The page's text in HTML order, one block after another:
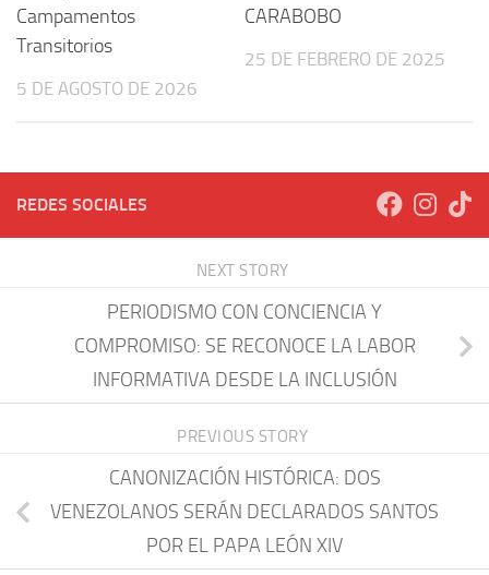
Campamentos
Transitorios
5 DE AGOSTO DE 2026
CARABOBO
25 DE FEBRERO DE 2025
REDES SOCIALES
NEXT STORY
PERIODISMO CON CONCIENCIA Y
COMPROMISO: SE RECONOCE LA LABOR
INFORMATIVA DESDE LA INCLUSIÓN
PREVIOUS STORY
CANONIZACIÓN HISTÓRICA: DOS
VENEZOLANOS SERÁN DECLARADOS SANTOS
POR EL PAPA LEÓN XIV